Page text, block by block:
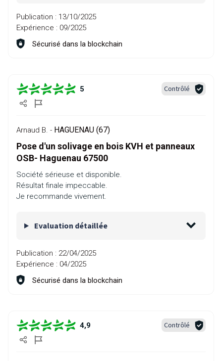
Publication : 13/10/2025
Expérience : 09/2025
Sécurisé dans la blockchain
5 Contrôlé
Arnaud B. - HAGUENAU (67)
Pose d'un solivage en bois KVH et panneaux
OSB- Haguenau 67500
Société sérieuse et disponible.
Résultat finale impeccable.
Je recommande vivement.
Evaluation détaillée
Publication : 22/04/2025
Expérience : 04/2025
Sécurisé dans la blockchain
4,9 Contrôlé